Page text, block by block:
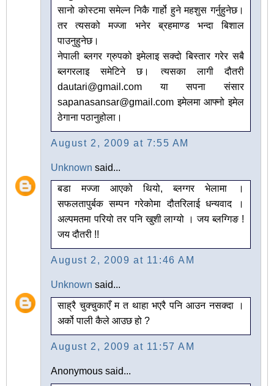
सानो कोस्टमा समेल्न निकै गार्हो हुने महशुस गर्नुहुनेछ।
तर त्यसको मज्जा भनेर ब्रहमाण्ड भन्दा बिशाल
पाउनुहुनेछ।
नेपाली ब्लगर ग्रुपको इमेलाइ सक्दो बिस्तार गरेर सबै
ब्लगरलाइ समेटिने छ। त्यसका लागी दौतरी
dautari@gmail.com या सपना संसार
sapanasansar@gmail.com इमेलमा आफ्नो इमेल
ठेगाना पठानुहोला।
August 2, 2009 at 7:55 AM
Unknown said...
बडा मज्जा आएको थियो, ब्लग्गर भेलामा ।
सफलतापुर्बक सम्पन गरेकोमा दौतरिलाई धन्यवाद ।
अल्पमतमा परियो तर पनि खुशी लाग्यो । जय ब्लग्गिङ !
जय दौतरी !!
August 2, 2009 at 11:46 AM
Unknown said...
साह्रै चुक्चुकाएँ म त थाहा भएरै पनि आउन नसक्दा ।
अर्को पाली कैले आउछ हो ?
August 2, 2009 at 11:57 AM
Anonymous said...